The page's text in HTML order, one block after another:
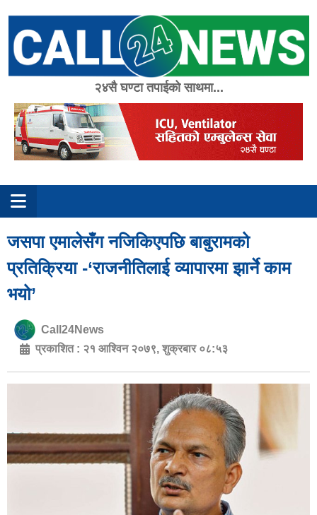
content
२४सै घण्टा तपाईको साथमा...
जसपा एमालेसँग नजिकिएपछि बाबुरामको
प्रतिक्रिया -‘राजनीतिलाई व्यापारमा झार्ने काम
भयो’
Call24News
प्रकाशित : २१ आश्विन २०७९, शुक्रबार ०८:५३